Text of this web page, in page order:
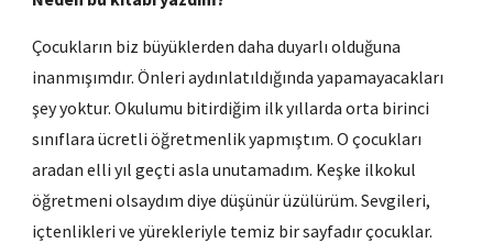
Çocukların biz büyüklerden daha duyarlı olduğuna
inanmışımdır. Önleri aydınlatıldığında yapamayacakları
şeyyoktur. Okulumu bitirdiğim ilk yıllarda orta birinci
sınıflara ücretli öğretmenlik yapmıştım. O çocukları
aradan elli yıl geçti asla unutamadım. Keşke ilkokul
öğretmeni olsaydım diye düşünür üzülürüm. Sevgileri,
içtenlikleri ve yürekleriyle temiz bir sayfadır çocuklar.